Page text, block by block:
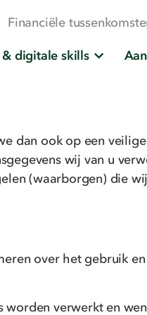
Financiële
& digitale skills
dan ook op een
wij van u
(waarborgen) die
over het gebruik
verwerkt en